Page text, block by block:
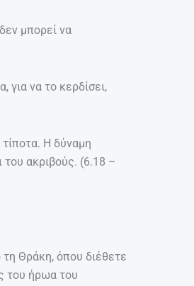
μπορεί να
για να το κερδίσει,
Η δύναμη
του ακριβούς. (6.18 –
Θράκη, όπου διέθετε
του ήρωα του